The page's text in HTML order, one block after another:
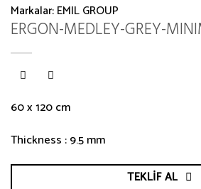
Markalar:EMIL GROUP
ERGON-MEDLEY-GREY-
60 x 120 cm
Thickness : 9.5 mm
TEKLIF AL